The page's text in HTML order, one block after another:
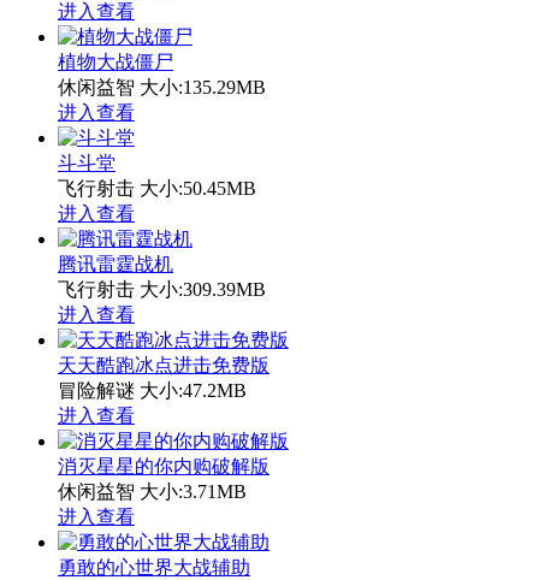
进入查看
植物大战僵尸
休闲益智 大小:135.29MB
进入查看
斗斗堂
飞行射击 大小:50.45MB
进入查看
腾讯雷霆战机
飞行射击 大小:309.39MB
进入查看
天天酷跑冰点进击免费版
冒险解谜 大小:47.2MB
进入查看
消灭星星的你内购破解版
休闲益智 大小:3.71MB
进入查看
勇敢的心世界大战辅助